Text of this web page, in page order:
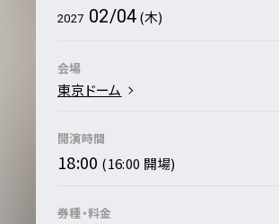
2027 02/04(木)
会場
東京ドーム
開演時間
18:00 (16:00 開場)
券種・料金